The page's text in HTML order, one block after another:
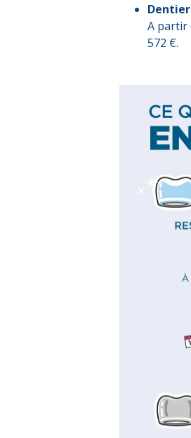
A partir
572 €.